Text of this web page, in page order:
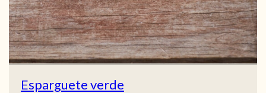
Esparguete verde